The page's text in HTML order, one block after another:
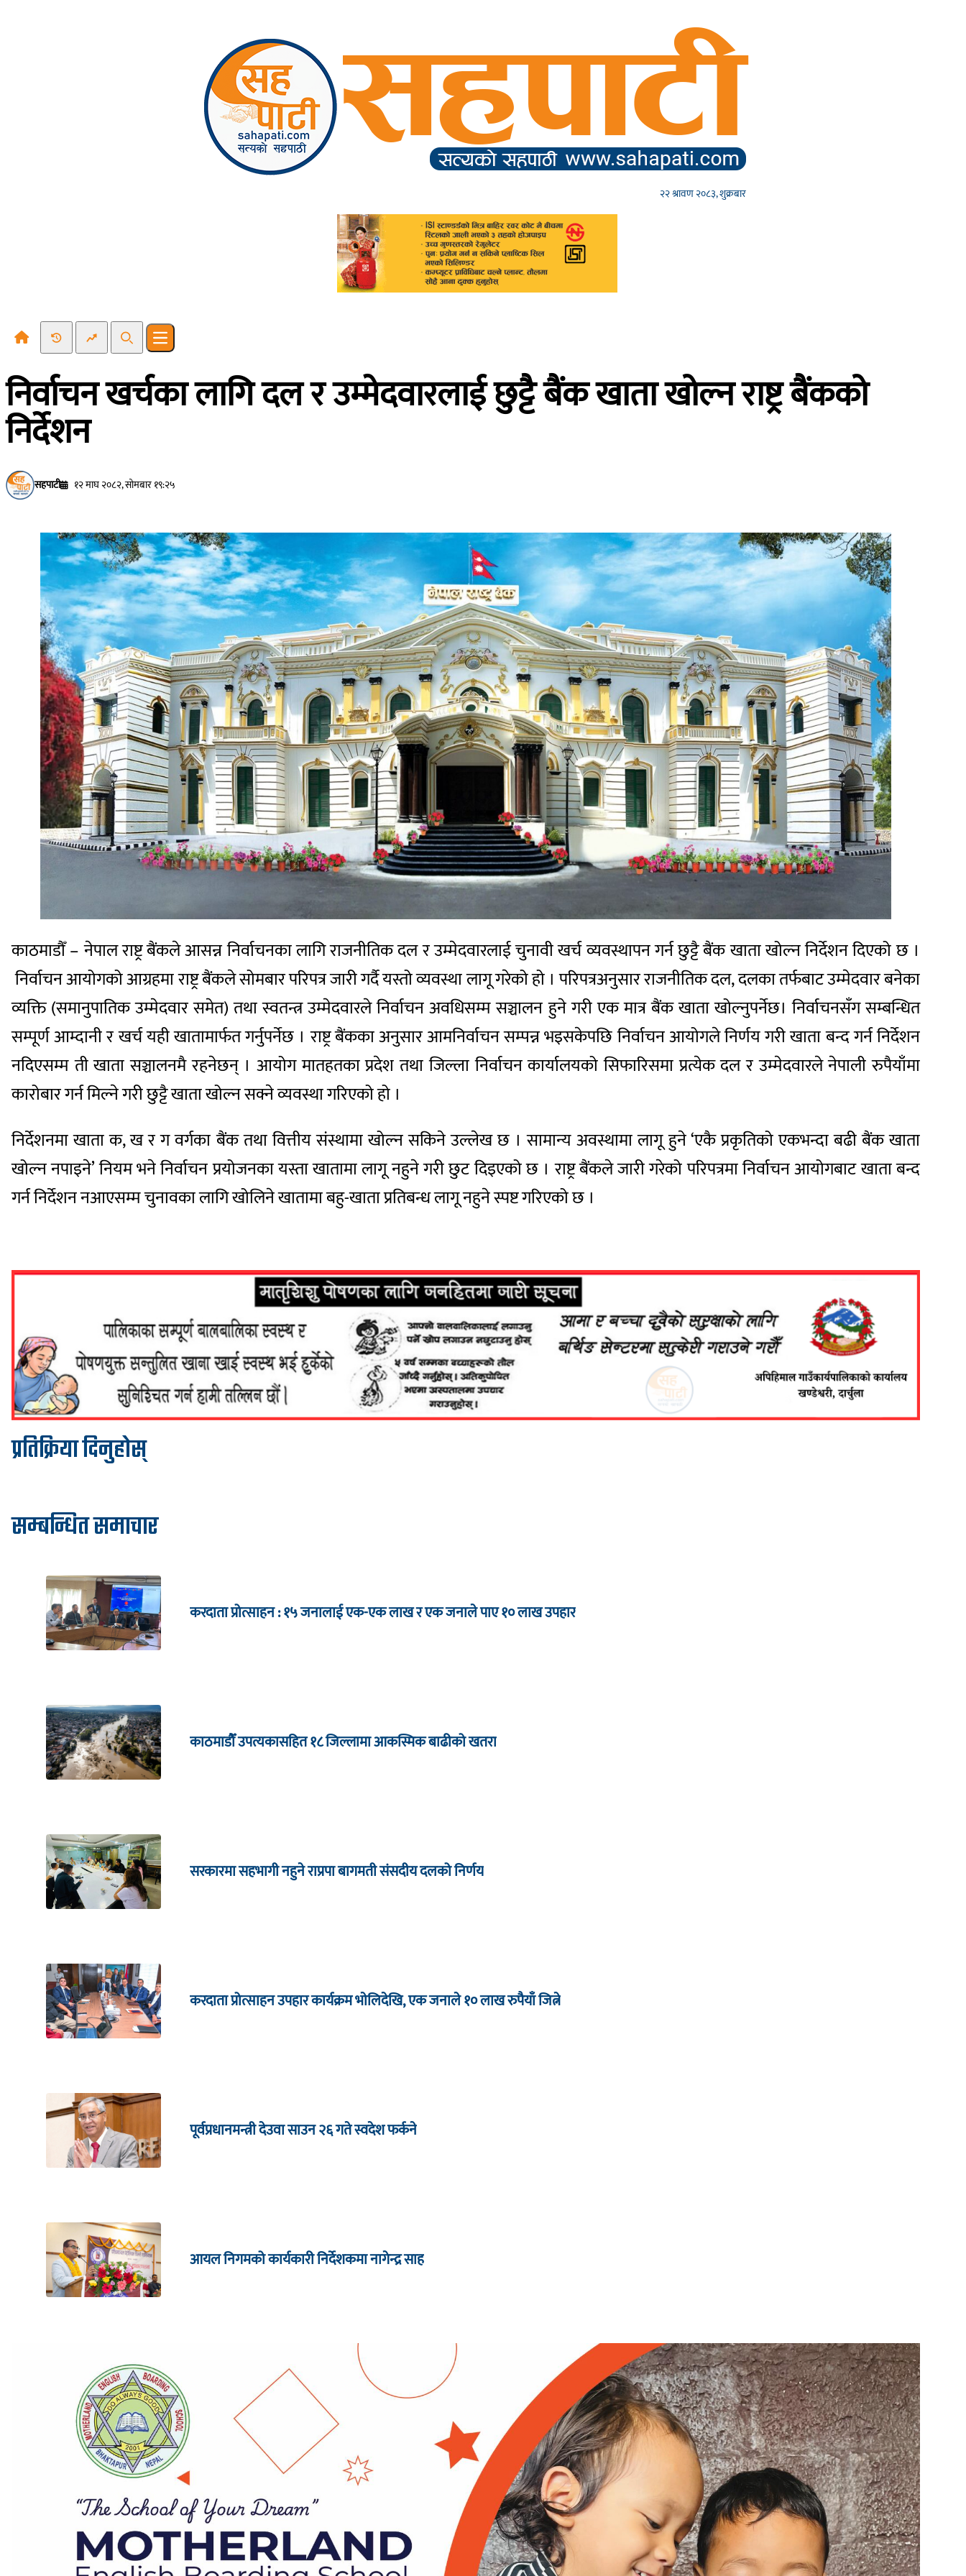
२२ श्रावण २०८३, शुक्रबार
Recent NewsTrending News
SearchOpen main menu
निर्वाचन खर्चका लागि दल र उम्मेदवारलाई छुट्टै बैंक खाता खोल्न राष्ट्र बैंकको
निर्देशन
सहपाटी १२ माघ २०८२, सोमबार १९:२५
काठमाडौँ – नेपाल राष्ट्र बैंकले आसन्न निर्वाचनका लागि राजनीतिक दल र उम्मेदवारलाई चुनावी खर्च व्यवस्थापन गर्न छुट्टै बैंक खाता खोल्न निर्देशन दिएको छ ।
निर्वाचन आयोगको आग्रहमा राष्ट्र बैंकले सोमबार परिपत्र जारी गर्दै यस्तो व्यवस्था लागू गरेको हो । परिपत्रअनुसार राजनीतिक दल, दलका तर्फबाट उम्मेदवार बनेका
व्यक्ति (समानुपातिक उम्मेदवार समेत) तथा स्वतन्त्र उम्मेदवारले निर्वाचन अवधिसम्म सञ्चालन हुने गरी एक मात्र बैंक खाता खोल्नुपर्नेछ। निर्वाचनसँग सम्बन्धित
सम्पूर्ण आम्दानी र खर्च यही खातामार्फत गर्नुपर्नेछ । राष्ट्र बैंकका अनुसार आमनिर्वाचन सम्पन्न भइसकेपछि निर्वाचन आयोगले निर्णय गरी खाता बन्द गर्न निर्देशन
नदिएसम्म ती खाता सञ्चालनमै रहनेछन् । आयोग मातहतका प्रदेश तथा जिल्ला निर्वाचन कार्यालयको सिफारिसमा प्रत्येक दल र उम्मेदवारले नेपाली रुपैयाँमा
कारोबार गर्न मिल्ने गरी छुट्टै खाता खोल्न सक्ने व्यवस्था गरिएको हो ।
निर्देशनमा खाता क, ख र ग वर्गका बैंक तथा वित्तीय संस्थामा खोल्न सकिने उल्लेख छ । सामान्य अवस्थामा लागू हुने ‘एकै प्रकृतिको एकभन्दा बढी बैंक खाता
खोल्न नपाइने’ नियम भने निर्वाचन प्रयोजनका यस्ता खातामा लागू नहुने गरी छुट दिइएको छ । राष्ट्र बैंकले जारी गरेको परिपत्रमा निर्वाचन आयोगबाट खाता बन्द
गर्न निर्देशन नआएसम्म चुनावका लागि खोलिने खातामा बहु-खाता प्रतिबन्ध लागू नहुने स्पष्ट गरिएको छ ।
प्रतिक्रिया दिनुहोस्
सम्बन्धित समाचार
करदाता प्रोत्साहन : १५ जनालाई एक-एक लाख र एक जनाले पाए १० लाख उपहार
काठमाडौँ उपत्यकासहित १८ जिल्लामा आकस्मिक बाढीको खतरा
सरकारमा सहभागी नहुने राप्रपा बागमती संसदीय दलको निर्णय
करदाता प्रोत्साहन उपहार कार्यक्रम भाेलिदेखि, एक जनाले १० लाख रुपैयाँ जित्ने
पूर्वप्रधानमन्त्री देउवा साउन २६ गते स्वदेश फर्कने
आयल निगमको कार्यकारी निर्देशकमा नागेन्द्र साह